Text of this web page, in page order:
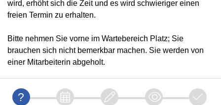
wird, erhöht sich die Zeit und es wird schwieriger einen
freien Termin zu erhalten.
Bitte nehmen Sie vorne im Wartebereich Platz; Sie
brauchen sich nicht bemerkbar machen. Sie werden von
einer Mitarbeiterin abgeholt.